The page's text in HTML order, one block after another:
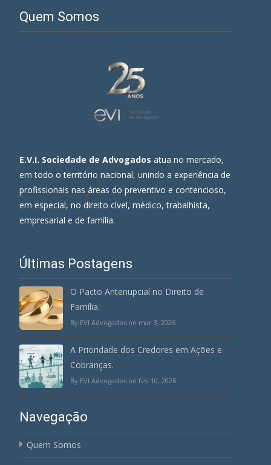
Quem Somos
E.V.I. Sociedade de Advogados atua no mercado,
em todo o território nacional, unindo a experiência de
profissionais nas áreas do preventivo e contencioso,
em especial, no direito cível, médico, trabalhista,
empresarial e de família.
Últimas Postagens
O Pacto Antenupcial no Direito de
Família.
By EVI Advogados on mar 3, 2026
A Prioridade dos Credores em Ações e
Cobranças.
By EVI Advogados on fev 10, 2026
Navegação
Quem Somos